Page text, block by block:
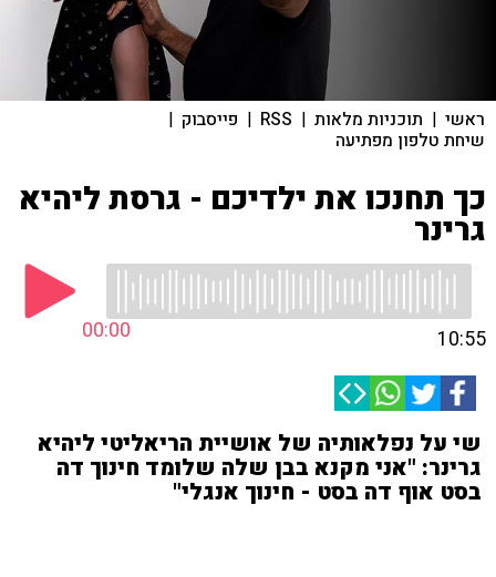
ראשי | תוכניות מלאות |
RSS
| פייסבוק |
שיחת טלפון מפתיעה
כך תחנכו את ילדיכם - גרסת ליהיא
גרינר
00:00 10:55
שי על נפלאותיה של אושיית הריאליטי ליהיא
גרינר: "אני מקנא בבן שלה שלומד חינוך דה
בסט אוף דה בסט - חינוך אנגלי"